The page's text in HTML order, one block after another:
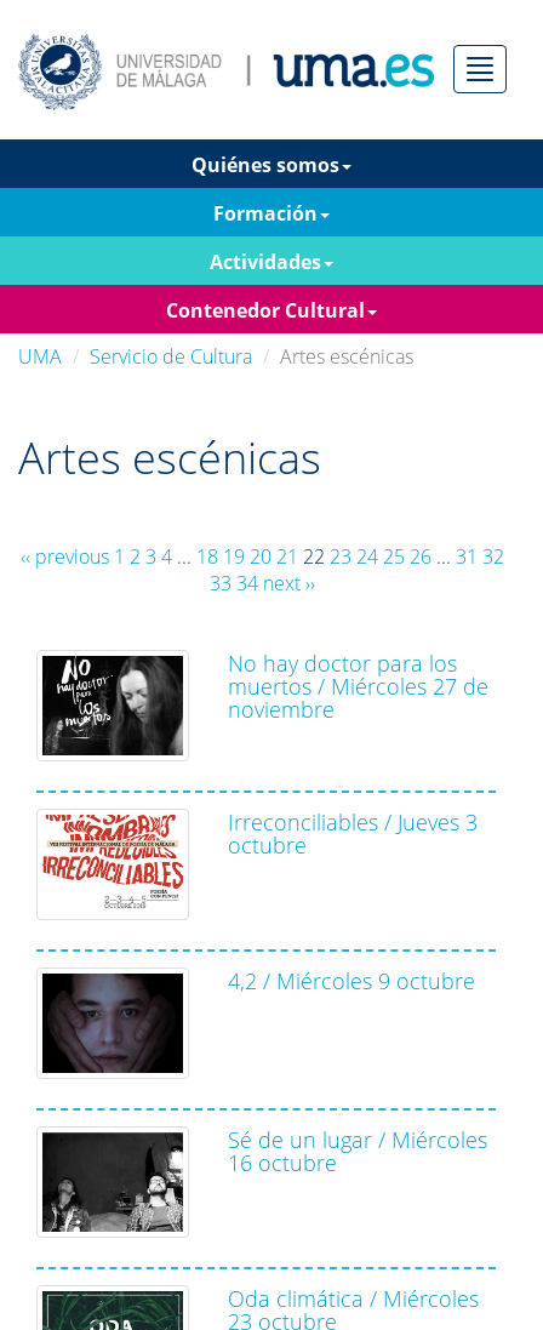
Menú
Quiénes somos
Formación
Actividades
Contenedor Cultural
UMA
Servicio de Cultura Artes escénicas
Artes escénicas
‹‹ previous 1 2 3 4... 18 19 20 21 22 23 24 25 26... 31 32
33 34 next ››
No hay doctor para los
muertos / Miércoles 27 de
noviembre
Irreconciliables / Jueves 3
octubre
4,2 / Miércoles 9 octubre
Sé de un lugar / Miércoles
16 octubre
Oda climática / Miércoles
23 octubre